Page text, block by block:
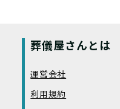
葬儀屋さんとは
運営会社
利用規約